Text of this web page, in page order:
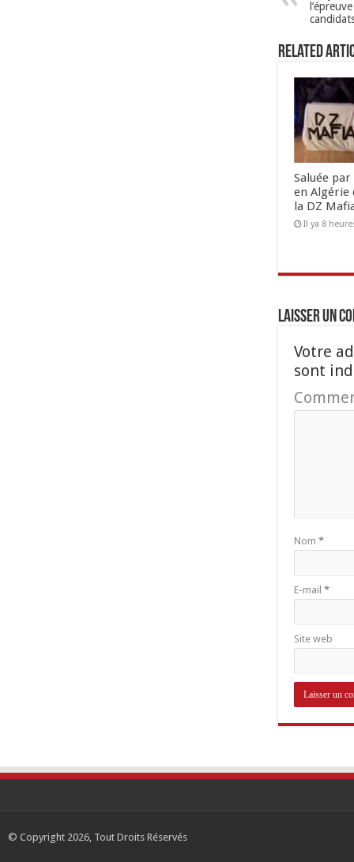
Related
Saluée
en Algérie
la DZ
Il ya 8
Laisser un
Votre
sont
Nom *
E-mail *
Site web
© Copyright 2026, Tout Droits Réservés